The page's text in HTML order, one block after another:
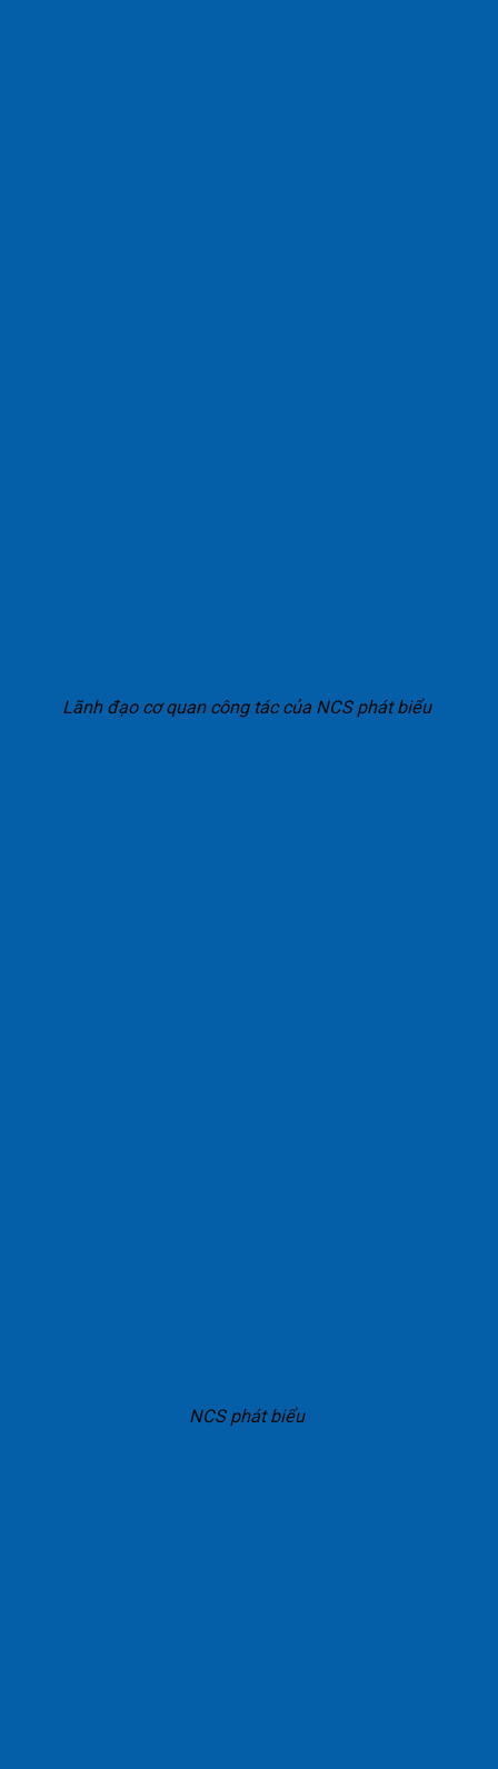
Lãnh đạo cơ quan công tác của NCS phát biểu
NCS phát biểu